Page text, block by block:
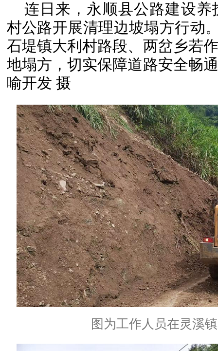
连日来，永顺县公路建设
村公路开展清理边坡塌方行动
石堤镇大利村路段、两岔乡若
地塌方，切实保障道路安全畅
喻开发 摄
图为工作人员在灵溪